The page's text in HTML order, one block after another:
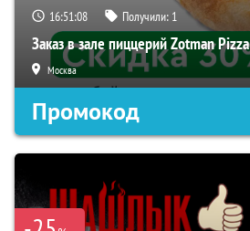
16:51:07 Получили: 1
Заказ в зале пиццерий Zotman Pizza
Москва
Промокод